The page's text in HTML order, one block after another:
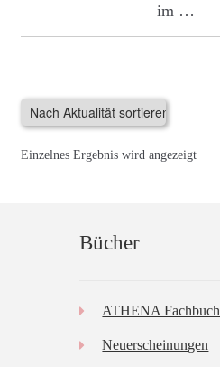
im …
Einzelnes Ergebnis wird angezeigt
Bücher
ATHENA Fachbuch
Neuerscheinungen